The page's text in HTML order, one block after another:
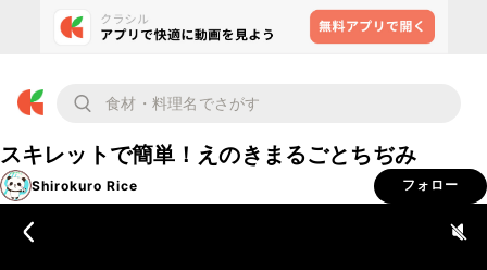
スキレットで簡単！えのきまるごとちぢみ
Shirokuro Rice フォロー